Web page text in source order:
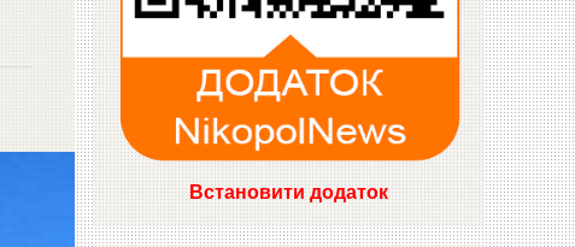
Встановити додаток